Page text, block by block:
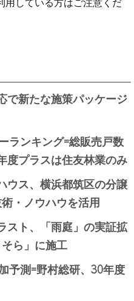
で新たな施策パッケージ
ランキング=総販売戸数
度プラスは住友林業のみ
ウス、横浜都筑区の分譲
・ノウハウを活用
スト、「雨庭」の実証拡
ら」に施工
予測=野村総研、30年度